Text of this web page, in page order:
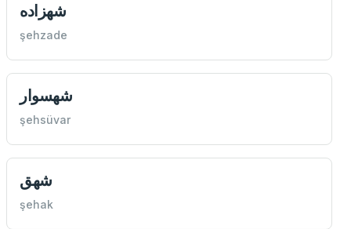
شهزاده
şehzade
شهسوار
şehsüvar
شهق
şehak